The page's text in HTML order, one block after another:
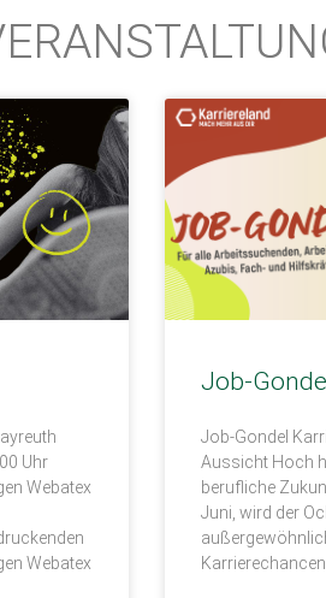
Uhr
Webatex
Webatex
Job-Gondel
Job-Gondel
Aussicht Hoch
berufliche
Juni, wird der